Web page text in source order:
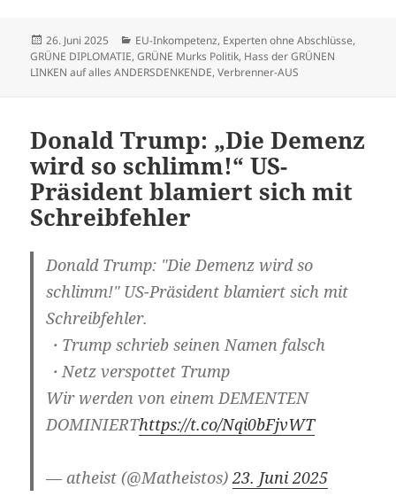
Veröffentlicht
am
26. Juni 2025 Kategorien
EU-Inkompetenz, Experten ohne Abschlüsse,
GRÜNE DIPLOMATIE,GRÜNE Murks Politik, Hass der GRÜNEN
LINKEN auf alles ANDERSDENKENDE,Verbrenner-AUS
Donald Trump: „Die Demenz
wird so schlimm!“ US-
Präsident blamiert sich mit
Schreibfehler
Donald Trump: "Die Demenz wird so
schlimm!" US-Präsident blamiert sich mit
Schreibfehler.
・Trump schrieb seinen Namen falsch
・Netz verspottet Trump
Wir werden von einem DEMENTEN
DOMINIERThttps://t.co/Nqi0bFjvWT
— atheist (@Matheistos)23. Juni 2025